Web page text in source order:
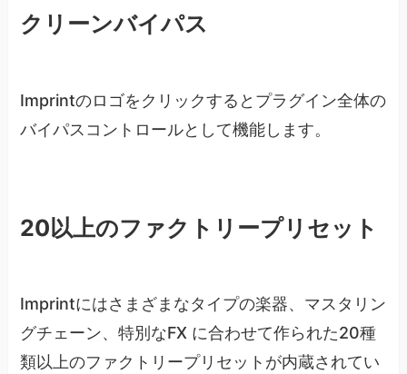
クリーンバイパス
Imprintのロゴをクリックするとプラグイン全体の
バイパスコントロールとして機能します。
20以上のファクトリープリセット
Imprintにはさまざまなタイプの楽器、マスタリン
グチェーン、特別なFX に合わせて作られた20種
類以上のファクトリープリセットが内蔵されてい